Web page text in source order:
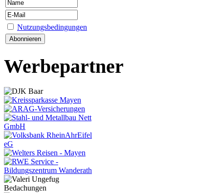
Nutzungsbedingungen
Werbepartner